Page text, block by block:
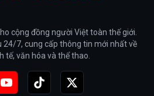
cộng đồng người Việt toàn thế giới.
7, cung cấp thông tin mới nhất về
tế, văn hóa và thể thao.